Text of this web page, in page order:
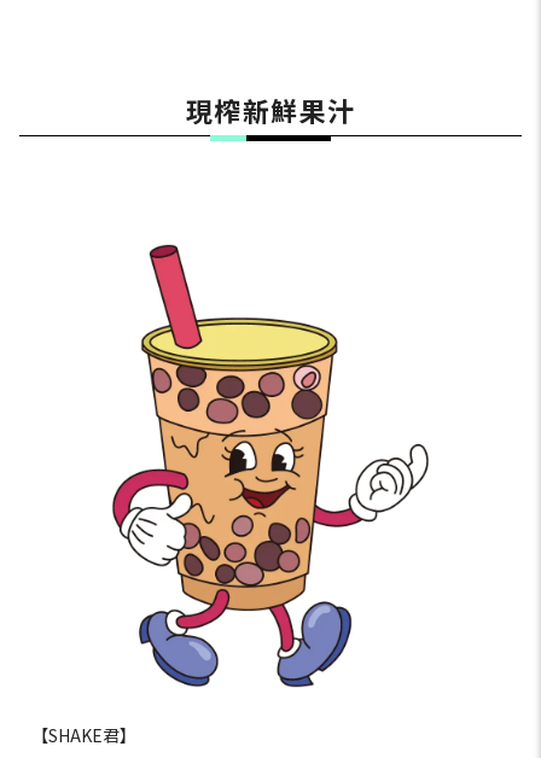
現榨新鮮果汁
【SHAKE君】